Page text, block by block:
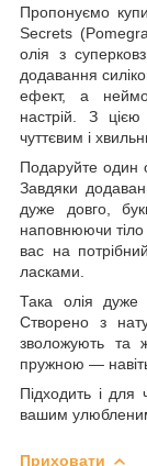
Пропонуємо
Secrets
олія з
додавання
ефект, а
настрій. З
чуттєвим і
Подаруйте один
Завдяки
дуже довго,
наповнюючи
вас на
ласками.
Така олія дуже
Створено з
зволожують та
пружною —
Підходить і для
вашим
Приховати